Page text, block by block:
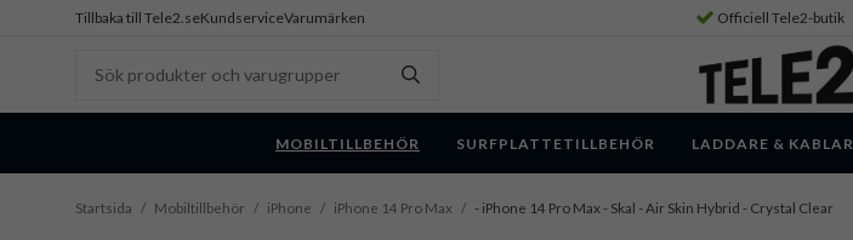
Tillbaka till Tele2.seKundserviceVarumärken Officiell Tele2-butik
MOBILTILLBEHÖR SURFPLATTETILLBEHÖR LADDARE & KABLAR
Startsida / Mobiltillbehör / iPhone / iPhone 14 Pro Max / - iPhone 14 Pro Max - Skal - Air Skin Hybrid - Crystal Clear